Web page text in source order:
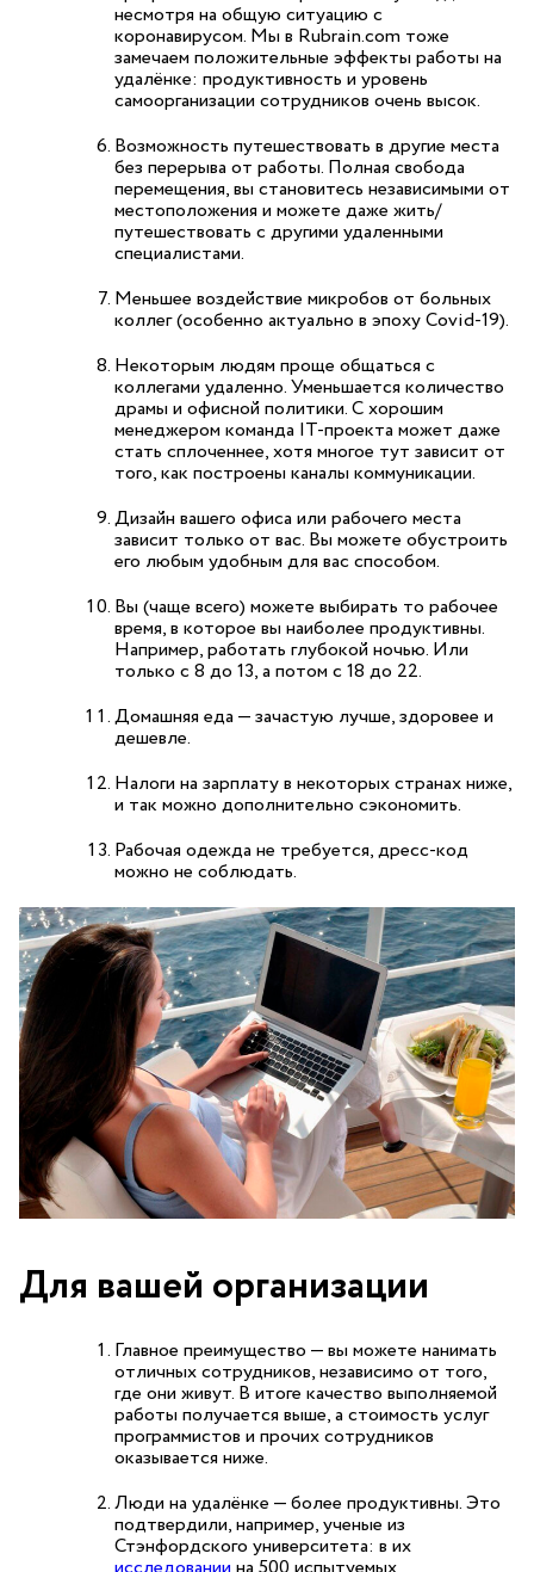
несмотря на общую ситуацию с
коронавирусом. Мы в Rubrain.com тоже
замечаем положительные эффекты работы на
удалёнке: продуктивность и уровень
самоорганизации сотрудников очень высок.
Возможность путешествовать в другие места
без перерыва от работы. Полная свобода
перемещения, вы становитесь независимыми от
местоположения и можете даже жить/
путешествовать с другими удаленными
специалистами.
Меньшее воздействие микробов от больных
коллег (особенно актуально в эпоху Covid-19).
Некоторым людям проще общаться с
коллегами удаленно. Уменьшается количество
драмы и офисной политики. С хорошим
менеджером команда IT-проекта может даже
стать сплоченнее, хотя многое тут зависит от
того, как построены каналы коммуникации.
Дизайн вашего офиса или рабочего места
зависит только от вас. Вы можете обустроить
его любым удобным для вас способом.
Вы (чаще всего) можете выбирать то рабочее
время, в которое вы наиболее продуктивны.
Например, работать глубокой ночью. Или
только с 8 до 13, а потом с 18 до 22.
Домашняя еда — зачастую лучше, здоровее и
дешевле.
Налоги на зарплату в некоторых странах ниже,
и так можно дополнительно сэкономить.
Рабочая одежда не требуется, дресс-код
можно не соблюдать.
Для вашей организации
Главное преимущество — вы можете нанимать
отличных сотрудников, независимо от того,
где они живут. В итоге качество выполняемой
работы получается выше, а стоимость услуг
программистов и прочих сотрудников
оказывается ниже.
Люди на удалёнке — более продуктивны. Это
подтвердили, например, ученые из
Стэнфордского университета: в их